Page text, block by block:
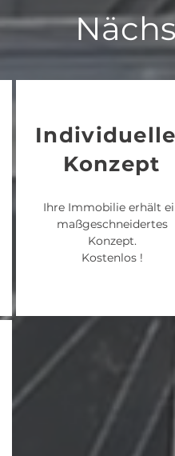
Konzept
Ihre Immobilie erhält
maßgeschneidertes
Konzept.
Kostenlos !